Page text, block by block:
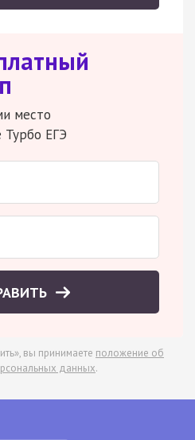
место
Турбо ЕГЭ
вы принимаете положение об
данных.